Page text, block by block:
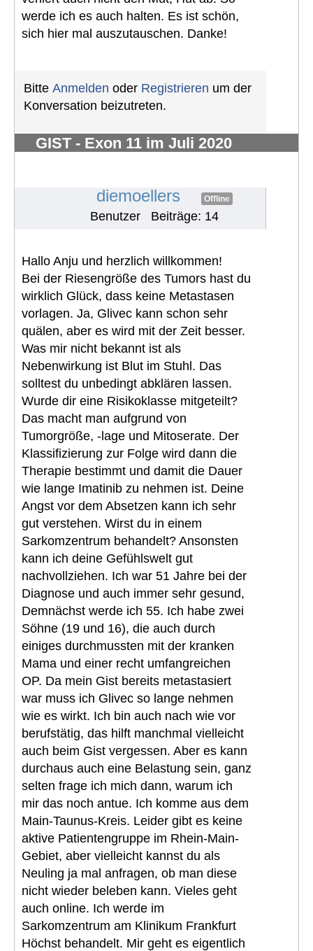
werde ich es auch halten. Es ist schön,
sich hier mal auszutauschen. Danke!
Bitte Anmelden oder Registrieren um der
Konversation beizutreten.
GIST - Exon 11 im Juli 2020
diemoellers Offline
Benutzer Beiträge: 14
Hallo Anju und herzlich willkommen!
Bei der Riesengröße des Tumors hast du
wirklich Glück, dass keine Metastasen
vorlagen. Ja, Glivec kann schon sehr
quälen, aber es wird mit der Zeit besser.
Was mir nicht bekannt ist als
Nebenwirkung ist Blut im Stuhl. Das
solltest du unbedingt abklären lassen.
Wurde dir eine Risikoklasse mitgeteilt?
Das macht man aufgrund von
Tumorgröße, -lage und Mitoserate. Der
Klassifizierung zur Folge wird dann die
Therapie bestimmt und damit die Dauer
wie lange Imatinib zu nehmen ist. Deine
Angst vor dem Absetzen kann ich sehr
gut verstehen. Wirst du in einem
Sarkomzentrum behandelt? Ansonsten
kann ich deine Gefühlswelt gut
nachvollziehen. Ich war 51 Jahre bei der
Diagnose und auch immer sehr gesund,
Demnächst werde ich 55. Ich habe zwei
Söhne (19 und 16), die auch durch
einiges durchmussten mit der kranken
Mama und einer recht umfangreichen
OP. Da mein Gist bereits metastasiert
war muss ich Glivec so lange nehmen
wie es wirkt. Ich bin auch nach wie vor
berufstätig, das hilft manchmal vielleicht
auch beim Gist vergessen. Aber es kann
durchaus auch eine Belastung sein, ganz
selten frage ich mich dann, warum ich
mir das noch antue. Ich komme aus dem
Main-Taunus-Kreis. Leider gibt es keine
aktive Patientengruppe im Rhein-Main-
Gebiet, aber vielleicht kannst du als
Neuling ja mal anfragen, ob man diese
nicht wieder beleben kann. Vieles geht
auch online. Ich werde im
Sarkomzentrum am Klinikum Frankfurt
Höchst behandelt. Mir geht es eigentlich